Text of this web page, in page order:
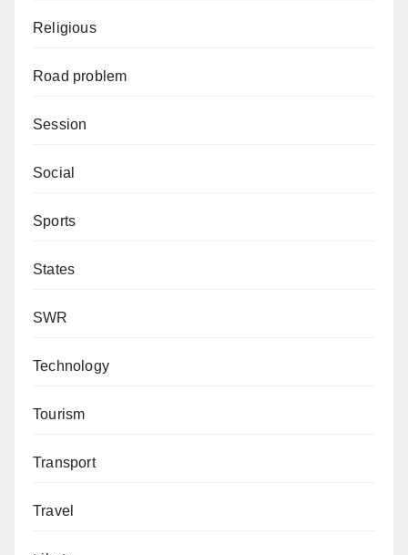
Religious
Road problem
Session
Social
Sports
States
SWR
Technology
Tourism
Transport
Travel